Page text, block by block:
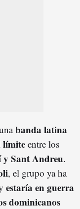
banda latina
límite entre los
Sant Andreu.
, el grupo ya ha
estaría en guerra
dominicanos